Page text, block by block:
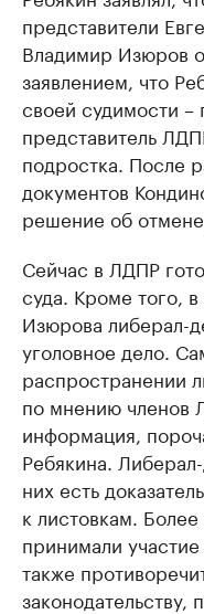
представители
Владимир Изюров
заявлением, что
своей судимости –
представитель
подростка. После
документов
решение об отмене
Сейчас в ЛДПР
суда. Кроме того,
Изюрова либерал-
уголовное дело.
распространении
по мнению членов
информация,
Ребякина.
них есть
к листовкам.
принимали
также
законодательству,